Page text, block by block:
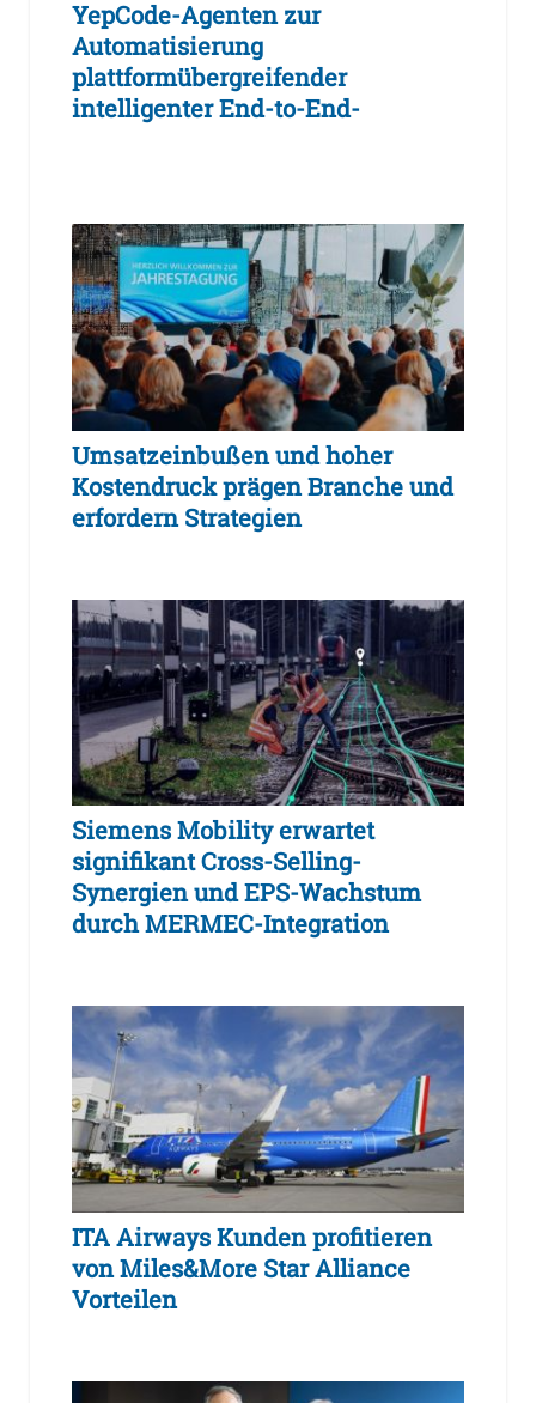
YepCode-Agenten zur
Automatisierung
plattformübergreifender
intelligenter End-to-End-
Umsatzeinbußen und hoher
Kostendruck prägen Branche und
erfordern Strategien
Siemens Mobility erwartet
signifikant Cross-Selling-
Synergien und EPS-Wachstum
durch MERMEC-Integration
ITA Airways Kunden profitieren
von Miles&More Star Alliance
Vorteilen